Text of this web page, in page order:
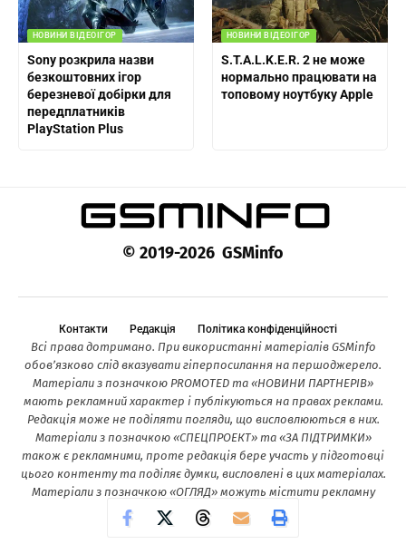
НОВИНИ ВІДЕОІГОР
Sony розкрила назви
безкоштовних ігор
березневої добірки для
передплатників
PlayStation Plus
НОВИНИ ВІДЕОІГОР
S.T.A.L.K.E.R. 2 не може
нормально працювати на
топовому ноутбуку Apple
© 2019-2026 GSMinfo
Контакти Редакція Політика конфіденційності
Всі права дотримано. При використанні матеріалів GSMinfo
обов’язково слід вказувати гіперпосилання на першоджерело.
Матеріали з позначкою PROMOTED та «НОВИНИ ПАРТНЕРІВ»
мають рекламний характер і публікуються на правах реклами.
Редакція може не поділяти погляди, що висловлюються в них.
Матеріали з позначкою «СПЕЦПРОЕКТ» та «ЗА ПІДТРИМКИ»
також є рекламними, проте редакція бере участь у підготовці
цього контенту та поділяє думки, висловлені в цих матеріалах.
Матеріали з позначкою «ОГЛЯД» можуть містити рекламну
інформацію.